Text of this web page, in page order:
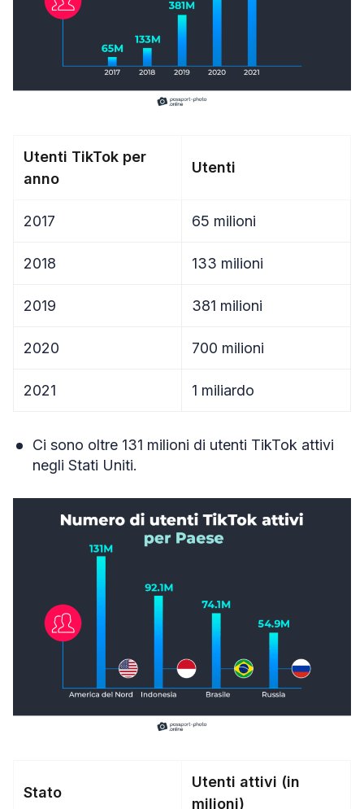
Utenti TikTok per
anno
Utenti
2017 65 milioni
2018 133 milioni
2019 381 milioni
2020 700 milioni
2021 1 miliardo
Ci sono oltre 131 milioni di utenti TikTok attivi
negli Stati Uniti.
Stato
Utenti attivi (in
milioni)